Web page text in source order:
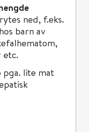
ned, f.eks.
barn av
etc.
lite mat